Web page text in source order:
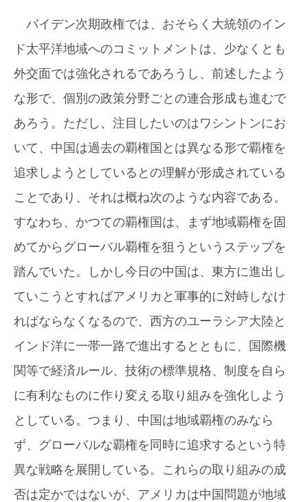
バイデン次期政権では、おそらく大統領のイン
ド太平洋地域へのコミットメントは、少なくとも
外交面では強化されるであろうし、前述したよう
な形で、個別の政策分野ごとの連合形成も進むで
あろう。ただし、注目したいのはワシントンにお
いて、中国は過去の覇権国とは異なる形で覇権を
追求しようとしているとの理解が形成されている
ことであり、それは概ね次のような内容である。
すなわち、かつての覇権国は、まず地域覇権を固
めてからグローバル覇権を狙うというステップを
踏んでいた。しかし今日の中国は、東方に進出し
ていこうとすればアメリカと軍事的に対峙しなけ
ればならなくなるので、西方のユーラシア大陸と
インド洋に一帯一路で進出するとともに、国際機
関等で経済ルール、技術の標準規格、制度を自ら
に有利なものに作り変える取り組みを強化しよう
としている。つまり、中国は地域覇権のみなら
ず、グローバルな覇権を同時に追求するという特
異な戦略を展開している。これらの取り組みの成
否は定かではないが、アメリカは中国問題が地域